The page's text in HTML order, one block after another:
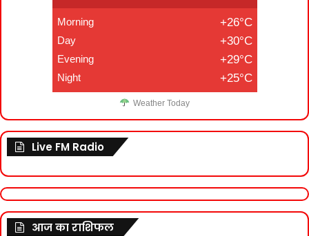
Morning +26°C
Day +30°C
Evening +29°C
Night +25°C
Weather Today
Live FM Radio
आज का राशिफल